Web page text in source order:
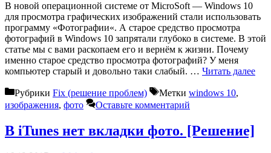
В новой операционной системе от MicroSoft — Windows 10
для просмотра графических изображений стали использовать
программу «Фотографии«. А старое средство просмотра
фотографий в Windows 10 запрятали глубоко в системе. В этой
статье мы с вами раскопаем его и вернём к жизни. Почему
именно старое средство просмотра фотографий? У меня
компьютер старый и довольно таки слабый. … Читать далее
Рубрики Fix (решение проблем) Метки windows 10,
изображения, фото Оставьте комментарий
В iTunes нет вкладки фото. [Решение]